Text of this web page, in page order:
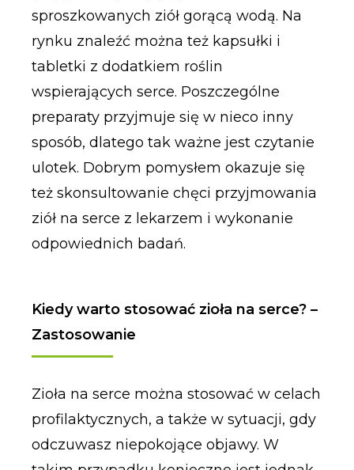
sproszkowanych ziół gorącą wodą. Na
rynku znaleźć można też kapsułki i
tabletki z dodatkiem roślin
wspierających serce. Poszczególne
preparaty przyjmuje się w nieco inny
sposób, dlatego tak ważne jest czytanie
ulotek. Dobrym pomysłem okazuje się
też skonsultowanie chęci przyjmowania
ziół na serce z lekarzem i wykonanie
odpowiednich badań.
Kiedy warto stosować zioła na serce? –
Zastosowanie
Zioła na serce można stosować w celach
profilaktycznych, a także w sytuacji, gdy
odczuwasz niepokojące objawy. W